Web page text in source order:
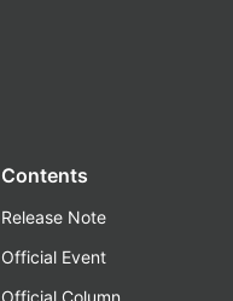
Contents
Release Note
Official Event
Official Column